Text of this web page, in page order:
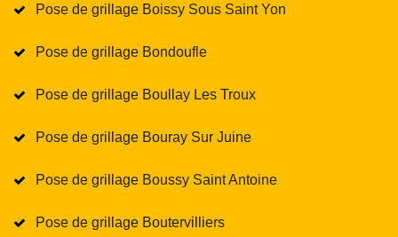
Pose de grillage Boissy Sous Saint Yon
Pose de grillage Bondoufle
Pose de grillage Boullay Les Troux
Pose de grillage Bouray Sur Juine
Pose de grillage Boussy Saint Antoine
Pose de grillage Boutervilliers